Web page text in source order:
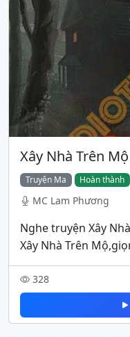
Xây Nhà Trên Mộ
Truyện Ma Hoàn thành
MC Lam Phương
Nghe truyện Xây
Xây Nhà Trên
328